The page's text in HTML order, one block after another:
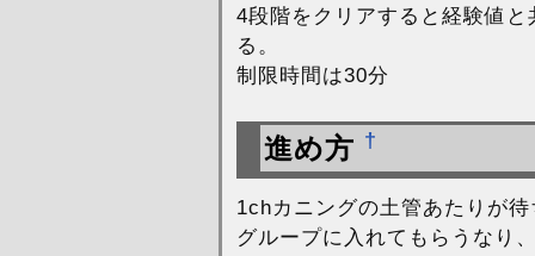
4段階をクリアすると経験値
る。
制限時間は30分
進め方 †
1chカニングの土管あたりが
グループに入れてもらうなり